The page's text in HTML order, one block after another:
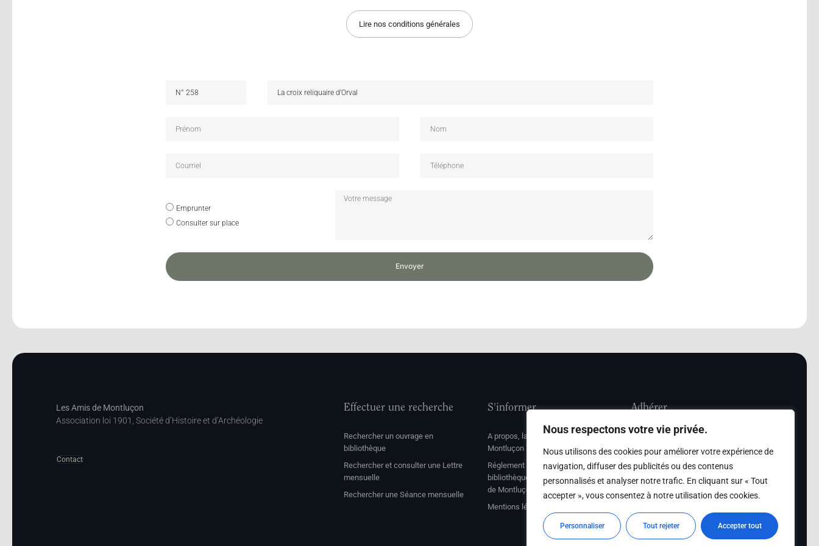
Nous respectons votre vie privée.
Nous utilisons des cookies pour améliorer votre expérience de
navigation, diffuser des publicités ou des contenus
personnalisés et analyser notre trafic. En cliquant sur « Tout
accepter », vous consentez à notre utilisation des cookies.
Personnaliser Tout rejeter Accepter tout
Lire nos conditions générales
Emprunter
Consulter sur place
Envoyer
Les Amis de Montluçon
Association loi 1901, Société d’Histoire et d’Archéologie
Contact
Effectuer une recherche
Rechercher un ouvrage en
bibliothèque
Rechercher et consulter une Lettre
mensuelle
Rechercher une Séance mensuelle
S'informer
A propos, la société Les Amis de
Montluçon
Réglement de consultation de la
bibliothèque et des archives des Amis
de Montluçon
Mentions légales
Adhérer
Adhésion